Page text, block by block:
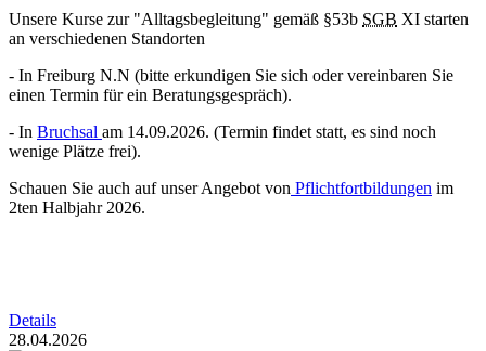
Unsere Kurse zur "Alltagsbegleitung" gemäß §53b SGB XI starten
an verschiedenen Standorten
- In Freiburg N.N (bitte erkundigen Sie sich oder vereinbaren Sie
einen Termin für ein Beratungsgespräch).
- In Bruchsal am 14.09.2026. (Termin findet statt, es sind noch
wenige Plätze frei).
Schauen Sie auch auf unser Angebot von Pflichtfortbildungen im
2ten Halbjahr 2026.
Details
28.04.2026